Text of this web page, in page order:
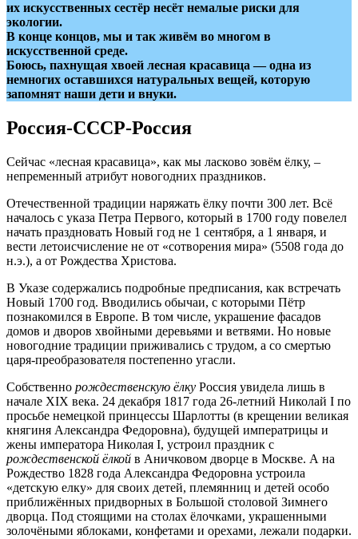
их искусственных сестёр несёт немалые риски для
экологии.
В конце концов, мы и так живём во многом в
искусственной среде.
Боюсь, пахнущая хвоей лесная красавица — одна из
немногих оставшихся натуральных вещей, которую
запомнят наши дети и внуки.
Россия-СССР-Россия
Сейчас «лесная красавица», как мы ласково зовём ёлку, –
непременный атрибут новогодних праздников.
Отечественной традиции наряжать ёлку почти 300 лет. Всё
началось с указа Петра Первого, который в 1700 году повелел
начать праздновать Новый год не 1 сентября, а 1 января, и
вести летоисчисление не от «сотворения мира» (5508 года до
н.э.), а от Рождества Христова.
В Указе содержались подробные предписания, как встречать
Новый 1700 год. Вводились обычаи, с которыми Пётр
познакомился в Европе. В том числе, украшение фасадов
домов и дворов хвойными деревьями и ветвями. Но новые
новогодние традиции приживались с трудом, а со смертью
царя-преобразователя постепенно угасли.
Собственно рождественскую ёлку Россия увидела лишь в
начале XIX века. 24 декабря 1817 года 26-летний Николай I по
просьбе немецкой принцессы Шарлотты (в крещении великая
княгиня Александра Федоровна), будущей императрицы и
жены императора Николая I, устроил праздник с
рождественской ёлкой в Аничковом дворце в Москве. А на
Рождество 1828 года Александра Федоровна устроила
«детскую елку» для своих детей, племянниц и детей особо
приближённых придворных в Большой столовой Зимнего
дворца. Под стоящими на столах ёлочками, украшенными
золочёными яблоками, конфетами и орехами, лежали подарки.